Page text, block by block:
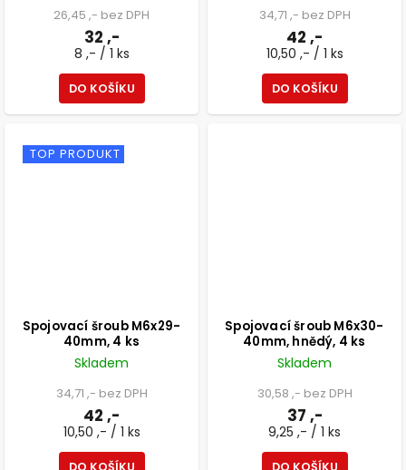
26,45 ,- bez DPH
32 ,-
8 ,- / 1 ks
DO KOŠÍKU
34,71 ,- bez DPH
42 ,-
10,50 ,- / 1 ks
DO KOŠÍKU
TOP PRODUKT
Spojovací šroub M6x29-
40mm, 4 ks
Skladem
34,71 ,- bez DPH
42 ,-
10,50 ,- / 1 ks
DO KOŠÍKU
Spojovací šroub M6x30-
40mm, hnědý, 4 ks
Skladem
30,58 ,- bez DPH
37 ,-
9,25 ,- / 1 ks
DO KOŠÍKU